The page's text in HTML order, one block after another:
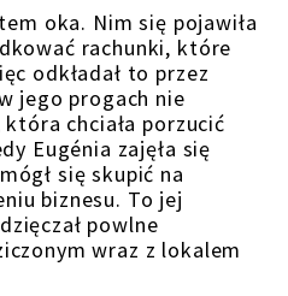
oka. Nim się pojawiła
rachunki, które
odkładał to przez
jego progach nie
chciała porzucić
Eugénia zajęła się
się skupić na
biznesu. To jej
powlne
wraz z lokalem